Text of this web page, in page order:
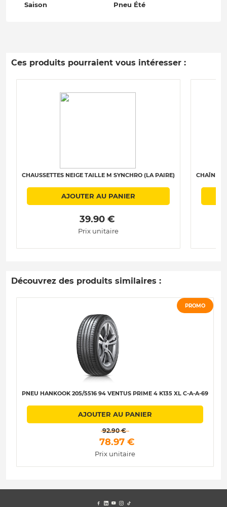
Saison Pneu Été
Ces produits pourraient vous intéresser :
CHAUSSETTES NEIGE TAILLE M SYNCHRO (LA PAIRE)
AJOUTER AU PANIER
39.90 €
Prix unitaire
CHAÎNES
Découvrez des produits similaires :
PROMO
PNEU HANKOOK 205/5516 94 VENTUS PRIME 4 K135 XL C-A-A-69
AJOUTER AU PANIER
92.90 €
78.97 €
Prix unitaire